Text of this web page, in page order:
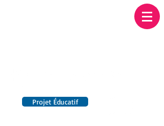
Projet Éducatif